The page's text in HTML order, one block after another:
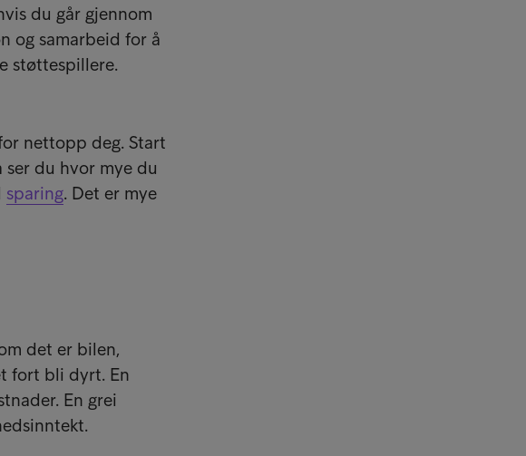
du går gjennom
og samarbeid for å
støttespillere.
nettopp deg. Start
ser du hvor mye du
sparing. Det er mye
det er bilen,
fort bli dyrt. En
En grei